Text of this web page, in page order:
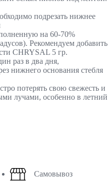
подрезать нижнее
на 60-70%
Рекомендуем добавить
CHRYSAL 5 гр.
раз в два дня,
нижнего основания стебля
потерять свою свежесть и
лучами, особенно в летний
Самовывоз